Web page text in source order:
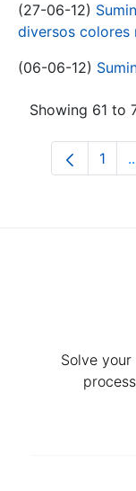
(27-06-12)
diversos colores
(06-06-12)
Showing 61 to
1
Solve